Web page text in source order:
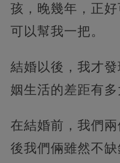
孩，晚幾年，正
可以幫我一把。
結婚以後，我才
姻生活的差距有多
在結婚前，我們
後我們倆雖然不